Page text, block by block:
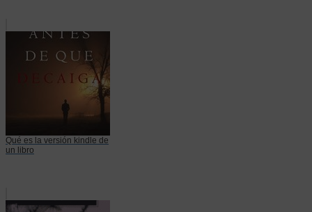
Qué es la versión kindle de
un libro